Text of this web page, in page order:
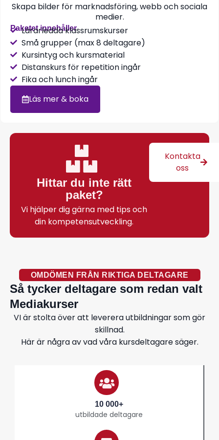
Skapa bilder för marknadsföring, webb och sociala
medier.
Paketet innehåller
Lärarledda klassrumskurser
Små grupper (max 8 deltagare)
Kursintyg och kursmaterial
Distanskurs för repetition ingår
Fika och lunch ingår
Läs mer & boka
Hittar du inte rätt
paket?
Vi hjälper dig gärna med tips och
din kompetensutveckling.
Kontakta
oss
OMDÖMEN FRÅN RIKTIGA DELTAGARE
Så tycker deltagare som redan valt
Mediakurser
VI är stolta över att leverera utbildningar som gör
skillnad.
Här är några av vad våra kursdeltagare säger.
10 000+
utbildade deltagare